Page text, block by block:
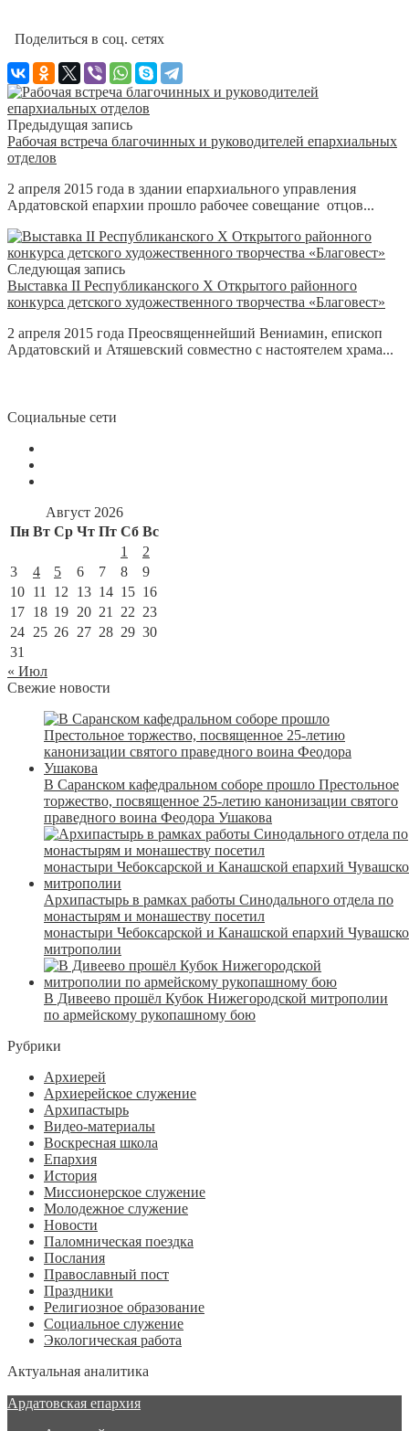
Поделиться в соц. сетях
Предыдущая запись
Рабочая встреча благочинных и руководителей епархиальных
отделов
2 апреля 2015 года в здании епархиального управления
Ардатовской епархии прошло рабочее совещание отцов...
Следующая запись
Выставка II Республиканского X Открытого районного
конкурса детского художественного творчества «Благовест»
2 апреля 2015 года Преосвященнейший Вениамин, епископ
Ардатовский и Атяшевский совместно с настоятелем храма...
Социальные сети
Август 2026
Пн Вт Ср Чт Пт Сб Вс
1
2
3
4 5 6 7 8
9
10 11 12 13 14 15 16
17 18 19 20 21 22 23
24 25 26 27 28 29 30
31
« Июл
Свежие новости
В Саранском кафедральном соборе прошло Престольное
торжество, посвященное 25-летию канонизации святого
праведного воина Феодора Ушакова
Архипастырь в рамках работы Синодального отдела по
монастырям и монашеству посетил
монастыри Чебоксарской и Канашской епархий
митрополии
В Дивеево прошёл Кубок Нижегородской митрополии
по армейскому рукопашному бою
Рубрики
Архиерей
Архиерейское служение
Архипастырь
Видео-материалы
Воскресная школа
Епархия
История
Миссионерское служение
Молодежное служение
Новости
Паломническая поездка
Послания
Православный пост
Праздники
Религиозное образование
Социальное служение
Экологическая работа
Актуальная аналитика
Ардатовская епархия